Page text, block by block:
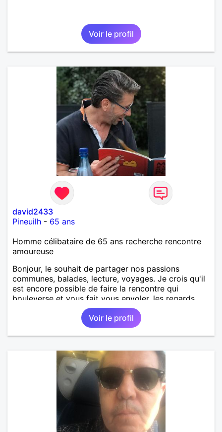
Voir le profil
david2433
Pineuilh - 65 ans
Homme célibataire de 65 ans recherche rencontre
amoureuse
Bonjour, le souhait de partager nos passions
communes, balades, lecture, voyages. Je crois qu'il
est encore possible de faire la rencontre qui
bouleverse et vous fait vous envoler, les regards
complices, les mots et les silences qui apaisent,
Alors si comme moi tu as la même vision, parlons-
Voir le profil